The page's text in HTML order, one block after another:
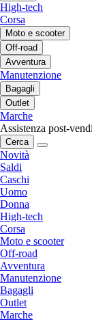
High-tech
Corsa
Moto e scooter
Off-road
Avventura
Manutenzione
Bagagli
Outlet
Marche
Assistenza post-
Cerca
Novità
Saldi
Caschi
Uomo
Donna
High-tech
Corsa
Moto e scooter
Off-road
Avventura
Manutenzione
Bagagli
Outlet
Marche